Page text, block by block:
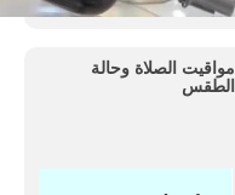
مواقيت الصلاة وحالة
الطقس